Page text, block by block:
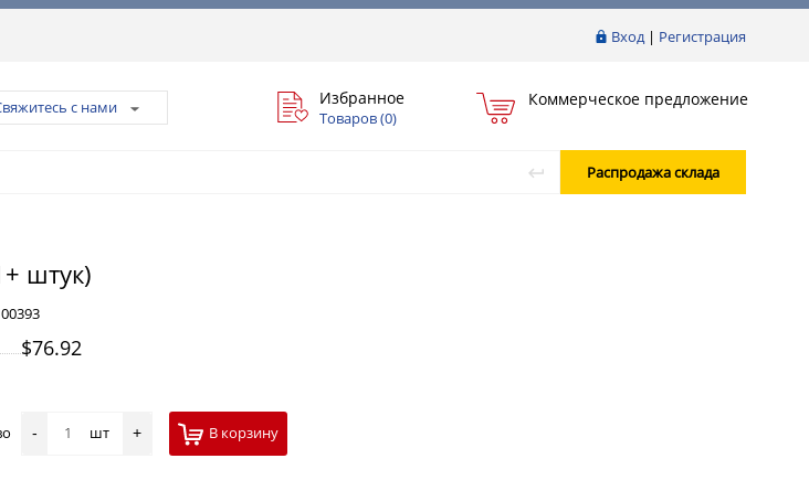
Вход| Регистрация
с нами Избранное
Товаров (0)
Коммерческое предложение
Распродажа склада
штук)
$76.92
- шт + В корзину